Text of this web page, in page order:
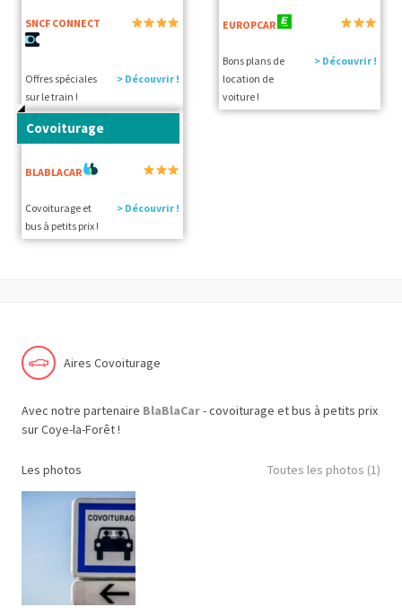
SNCF CONNECT
Offres spéciales
sur le train !
> Découvrir !
EUROPCAR
Bons plans de
location de
voiture !
> Découvrir !
Covoiturage
BLABLACAR
Covoiturage et
bus à petits prix !
> Découvrir !
Aires Covoiturage
Avec notre partenaire BlaBlaCar- covoiturage et bus à petits prix
sur Coye-la-Forêt !
Les photos Toutes les photos (1)